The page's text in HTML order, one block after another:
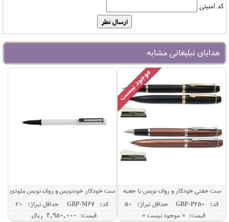
کد امنیتی
هدایای تبلیغاتی مشابه
ست جفتی خودکار و روان نویس با جعبه
250
کد: GBP-P250
حداقل تيراژ: 50
قیمت: « موجود نیست »
ست خودکار خودنویس و روان نویس ملودی
کد: GBP-M67
حداقل تيراژ: 20
قیمت: 4,950,000 ريال